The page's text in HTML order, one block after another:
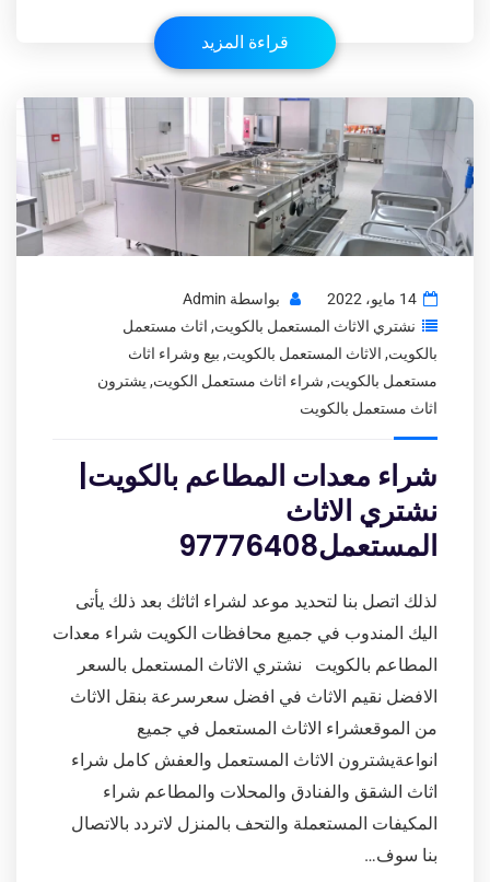
قراءة المزيد
14 مايو، 2022 بواسطة Admin
نشتري الاثاث المستعمل بالكويت, اثاث مستعمل
بالكويت, الاثاث المستعمل بالكويت, بيع وشراء اثاث
مستعمل بالكويت, شراء اثاث مستعمل الكويت, يشترون
اثاث مستعمل بالكويت
شراء معدات المطاعم بالكويت|
نشتري الاثاث
المستعمل97776408
لذلك اتصل بنا لتحديد موعد لشراء اثاثك بعد ذلك يأتى
اليك المندوب في جميع محافظات الكويت شراء معدات
المطاعم بالكويت نشتري الاثاث المستعمل بالسعر
الافضل نقيم الاثاث في افضل سعرسرعة بنقل الاثاث
من الموقعشراء الاثاث المستعمل في جميع
انواعةيشترون الاثاث المستعمل والعفش كامل شراء
اثاث الشقق والفنادق والمحلات والمطاعم شراء
المكيفات المستعملة والتحف بالمنزل لاتردد بالاتصال
بنا سوف…